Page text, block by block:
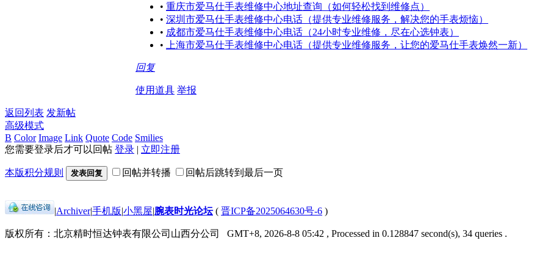
• 重庆市爱马仕手表维修中心地址查询（如何轻松找到维修点）
• 深圳市爱马仕手表维修中心电话（提供专业维修服务，解决您的手表烦恼）
• 成都市爱马仕手表维修中心电话（24小时专业维修，尽在心选钟表）
•
上海市爱马仕手表维修中心电话（提供专业维修服务，让您的爱马仕手表焕然一新）
回复
使用道具 举报
返回列表 发新帖
高级模式
B Color Image Link Quote Code Smilies
您需要登录后才可以回帖 登录 | 立即注册
本版积分规则 发表回复 回帖并转播 回帖后跳转到最后一页
|Archiver|手机版|小黑屋|腕表时光论坛( 晋ICP备2025064630号-6 )
版权所有：北京精时恒达钟表有限公司山西分公司 GMT+8, 2026-8-8 05:42 , Processed in 0.128847 second(s), 34 queries .